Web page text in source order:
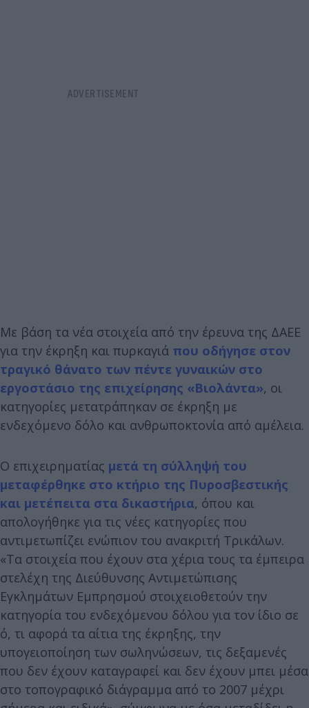
Με βάση τα νέα στοιχεία από την έρευνα της ΔΑΕΕ
για την έκρηξη και πυρκαγιά που οδήγησε στον
τραγικό θάνατο των πέντε γυναικών στο
εργοστάσιο της επιχείρησης «Βιολάντα», οι
κατηγορίες μετατράπηκαν σε έκρηξη με
ενδεχόμενο δόλο και ανθρωποκτονία από αμέλεια.
Ο επιχειρηματίας μετά τη σύλληψή του
μεταφέρθηκε στο κτήριο της Πυροσβεστικής
και μετέπειτα στα δικαστήρια, όπου και
απολογήθηκε για τις νέες κατηγορίες που
αντιμετωπίζει ενώπιον του ανακριτή Τρικάλων.
«Τα στοιχεία που έχουν στα χέρια τους τα έμπειρα
στελέχη της Διεύθυνσης Αντιμετώπισης
Εγκλημάτων Εμπρησμού στοιχειοθετούν την
κατηγορία του ενδεχόμενου δόλου για τον ίδιο σε
ό, τι αφορά τα αίτια της έκρηξης, την
υπογειοποίηση των σωληνώσεων, τις δεξαμενές
που δεν έχουν καταγραφεί και δεν έχουν μπει μέσα
στο τοπογραφικό διάγραμμα από το 2007 μέχρι